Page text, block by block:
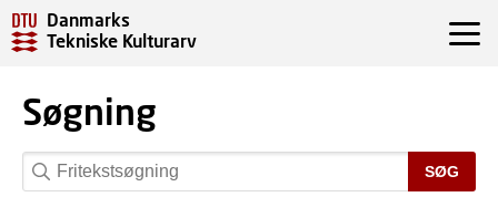
Danmarks
Tekniske Kulturarv
Søgning
SØG